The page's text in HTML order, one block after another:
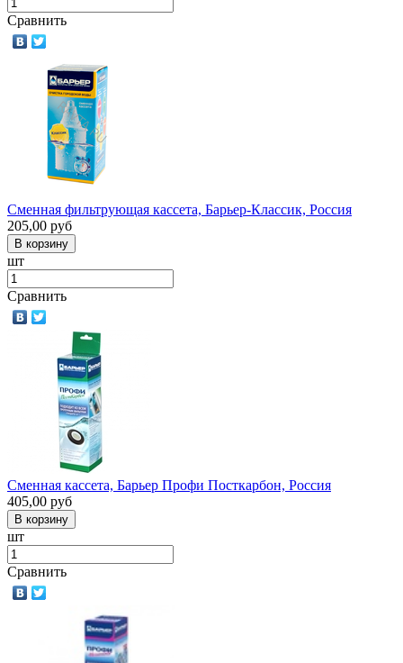
Сравнить
Сменная фильтрующая кассета, Барьер-Классик, Россия
205,00 руб
шт
Сравнить
Сменная кассета, Барьер Профи Посткарбон, Россия
405,00 руб
шт
Сравнить